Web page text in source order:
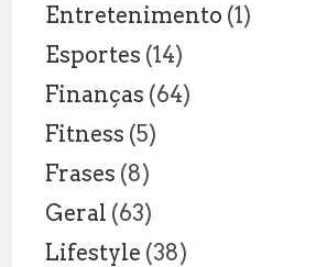
Entretenimento (1)
Esportes (14)
Finanças (64)
Fitness (5)
Frases (8)
Geral (63)
Lifestyle (38)